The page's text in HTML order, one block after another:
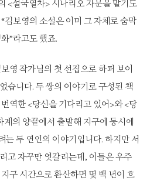
<설국열차> 시나리오 자문을 맡기도
김보영의 소설은 이미 그 자체로 숨막
”라고도 했죠.
영 작가님의 첫 선집으로 하퍼 보이
습니다. 두 쌍의 이야기로 구성된 책
역한 <당신을 기다리고 있어>와 <당
계의 양끝에서 출발해 지구에 동시에
는 두 연인의 이야기입니다. 하지만 서
고 자꾸만 엇갈리는데, 이들은 우주
구 시간으로 환산하면 몇 백 년이 흐